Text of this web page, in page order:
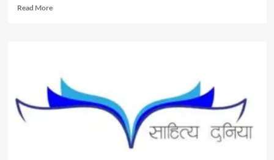
Read MoreRead
शाखा-
मुंशी
प्रेमचंद
की